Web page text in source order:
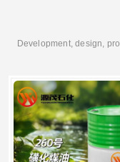
Development, design,